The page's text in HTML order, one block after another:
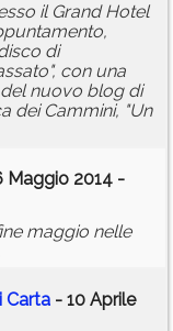
il Grand Hotel
di
con una
nuovo blog di
dei Cammini, "Un
Maggio 2014 -
maggio nelle
Carta - 10 Aprile